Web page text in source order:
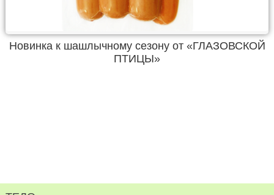
Новинка к шашлычному сезону от «ГЛАЗОВСКОЙ
ПТИЦЫ»